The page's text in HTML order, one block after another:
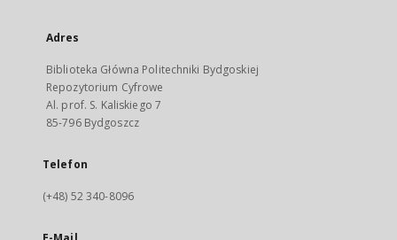
Adres
Biblioteka Główna Politechniki Bydgoskiej
Repozytorium Cyfrowe
Al. prof. S. Kaliskiego 7
85-796 Bydgoszcz
Telefon
(+48) 52 340-8096